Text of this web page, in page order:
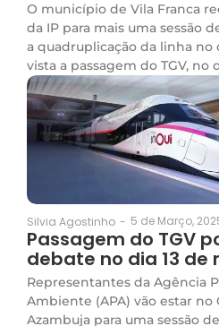
O município de Vila Franca
da IP para mais uma sessão
a quadruplicação da linha
vista a passagem do TGV, no
Silvia Agostinho - 5 de Março,
Passagem do TGV
debate no dia 13 de
Representantes da Agência
Ambiente (APA) vão estar no
Azambuja para uma sessão